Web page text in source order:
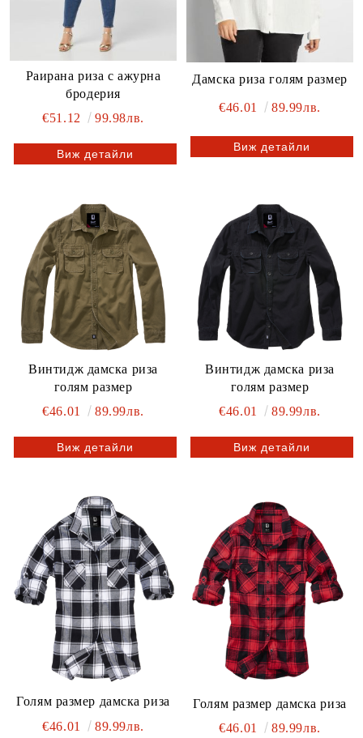
Раирана риза с ажурна
бродерия
€51.12
99.98лв.
Виж детайли
Дамска риза голям размер
€46.01 89.99лв.
Виж детайли
Винтидж дамска риза
голям размер
€46.01
89.99лв.
Виж детайли
Винтидж дамска риза
голям размер
€46.01
89.99лв.
Виж детайли
Голям размер дамска риза
€46.01
89.99лв.
Голям размер дамска риза
€46.01
89.99лв.